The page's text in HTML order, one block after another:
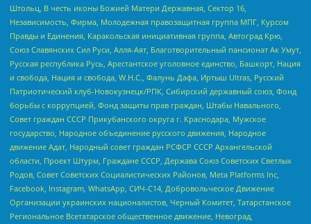
Штольц, В честь иконы Божией Матери Державная, Сектор 16,
Независимость, Фирма, Молодежная правозащитная группа МПГ, Курсом
Правды и Единения, Каракольская инициативная группа, Автоград Крю,
Союз Славянских Сил Руси, Алля-Аят, Благотворительный пансионат Ак Умут,
Русская республика Русь, Арестантское уголовное единство, Башкорт, Нация
и свобода, Нация и свобода, W.H.С., Фалунь Дафа, Иртыш Ultras, Русский
Патриотический клуб-Новокузнецк/РПК, Сибирский державный союз, Фонд
борьбы с коррупцией, Фонд защиты прав граждан, Штабы Навального,
Совет граждан СССР Прикубанского округа г. Краснодара, Мужское
государство, Народное объединение русского движения, Народное
движение Адат, Народный совет граждан РСФСР СССР Архангельской
области, Проект Штурм, Граждане СССР, Держава Союз Советских Светлых
Родов, Совет Советских Социалистических Районов, Meta Platforms Inc,
Facebook, Instagram, WhatsApp, СИЧ-С14, Добровольческое Движение
Организации украинских националистов, Черный Комитет, Татарстанское
Региональное Всетатарское общественное движение, Невоград,